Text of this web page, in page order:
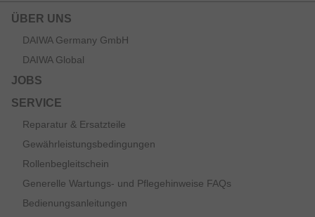
ÜBER UNS
DAIWA Germany GmbH
DAIWA Global
JOBS
SERVICE
Reparatur & Ersatzteile
Gewährleistungsbedingungen
Rollenbegleitschein
Generelle Wartungs- und Pflegehinweise FAQs
Bedienungsanleitungen